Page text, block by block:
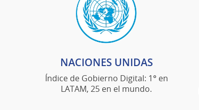
NACIONES UNIDAS
Índice de Gobierno Digital: 1° en
LATAM, 25 en el mundo.